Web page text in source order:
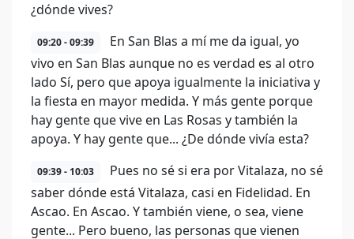
¿dónde vives?
09:20 - 09:39
En San Blas a mí me da igual, yo
vivo en San Blas aunque no es verdad es al otro
lado Sí, pero que apoya igualmente la iniciativa y
la fiesta en mayor medida. Y más gente porque
hay gente que vive en Las Rosas y también la
apoya. Y hay gente que... ¿De dónde vivía esta?
09:39 - 10:03
Pues no sé si era por Vitalaza, no sé
saber dónde está Vitalaza, casi en Fidelidad. En
Ascao. En Ascao. Y también viene, o sea, viene
gente... Pero bueno, las personas que vienen